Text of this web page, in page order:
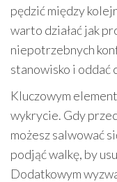
pędzić między
warto działać jak
niepotrzebnych
stanowisko i oddać
Kluczowym
wykrycie. Gdy
możesz salwować
podjąć walkę, by
Dodatkowym